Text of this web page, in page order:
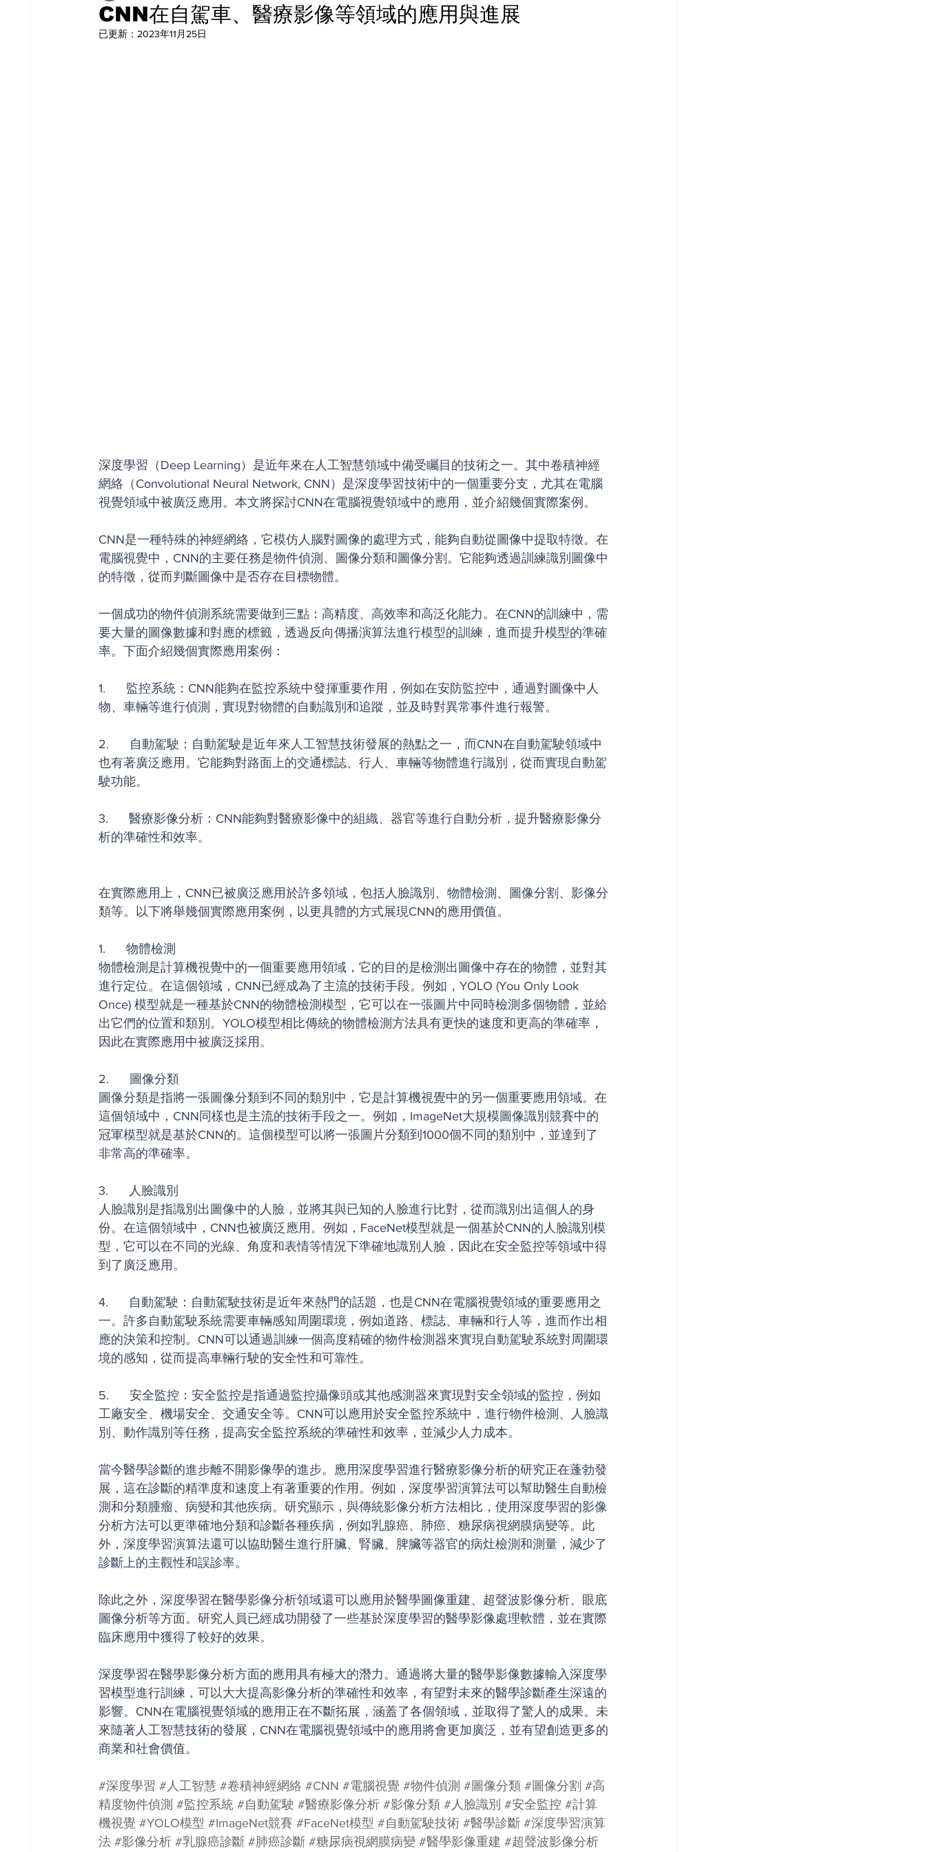
CNN在自駕車、醫療影像等領域的應用與進展
已更新： 2023年11月25日
深度學習（Deep Learning）是近年來在人工智慧領域中備受矚目的技術之一。其中卷積神經
網絡（Convolutional Neural Network, CNN）是深度學習技術中的一個重要分支，尤其在電腦
視覺領域中被廣泛應用。本文將探討CNN在電腦視覺領域中的應用，並介紹幾個實際案例。
CNN是一種特殊的神經網絡，它模仿人腦對圖像的處理方式，能夠自動從圖像中提取特徵。在
電腦視覺中，CNN的主要任務是物件偵測、圖像分類和圖像分割。它能夠透過訓練識別圖像中
的特徵，從而判斷圖像中是否存在目標物體。
一個成功的物件偵測系統需要做到三點：高精度、高效率和高泛化能力。在CNN的訓練中，需
要大量的圖像數據和對應的標籤，透過反向傳播演算法進行模型的訓練，進而提升模型的準確
率。下面介紹幾個實際應用案例：
1.      監控系統：CNN能夠在監控系統中發揮重要作用，例如在安防監控中，通過對圖像中人
物、車輛等進行偵測，實現對物體的自動識別和追蹤，並及時對異常事件進行報警。
2.      自動駕駛：自動駕駛是近年來人工智慧技術發展的熱點之一，而CNN在自動駕駛領域中
也有著廣泛應用。它能夠對路面上的交通標誌、行人、車輛等物體進行識別，從而實現自動駕
駛功能。
3.      醫療影像分析：CNN能夠對醫療影像中的組織、器官等進行自動分析，提升醫療影像分
析的準確性和效率。
在實際應用上，CNN已被廣泛應用於許多領域，包括人臉識別、物體檢測、圖像分割、影像分
類等。以下將舉幾個實際應用案例，以更具體的方式展現CNN的應用價值。
1.      物體檢測
物體檢測是計算機視覺中的一個重要應用領域，它的目的是檢測出圖像中存在的物體，並對其
進行定位。在這個領域，CNN已經成為了主流的技術手段。例如，YOLO (You Only Look
Once) 模型就是一種基於CNN的物體檢測模型，它可以在一張圖片中同時檢測多個物體，並給
出它們的位置和類別。YOLO模型相比傳統的物體檢測方法具有更快的速度和更高的準確率，
因此在實際應用中被廣泛採用。
2.      圖像分類
圖像分類是指將一張圖像分類到不同的類別中，它是計算機視覺中的另一個重要應用領域。在
這個領域中，CNN同樣也是主流的技術手段之一。例如，ImageNet大規模圖像識別競賽中的
冠軍模型就是基於CNN的。這個模型可以將一張圖片分類到1000個不同的類別中，並達到了
非常高的準確率。
3.      人臉識別
人臉識別是指識別出圖像中的人臉，並將其與已知的人臉進行比對，從而識別出這個人的身
份。在這個領域中，CNN也被廣泛應用。例如，FaceNet模型就是一個基於CNN的人臉識別模
型，它可以在不同的光線、角度和表情等情況下準確地識別人臉，因此在安全監控等領域中得
到了廣泛應用。
4.      自動駕駛：自動駕駛技術是近年來熱門的話題，也是CNN在電腦視覺領域的重要應用之
一。許多自動駕駛系統需要車輛感知周圍環境，例如道路、標誌、車輛和行人等，進而作出相
應的決策和控制。CNN可以通過訓練一個高度精確的物件檢測器來實現自動駕駛系統對周圍環
境的感知，從而提高車輛行駛的安全性和可靠性。
5.      安全監控：安全監控是指通過監控攝像頭或其他感測器來實現對安全領域的監控，例如
工廠安全、機場安全、交通安全等。CNN可以應用於安全監控系統中，進行物件檢測、人臉識
別、動作識別等任務，提高安全監控系統的準確性和效率，並減少人力成本。
當今醫學診斷的進步離不開影像學的進步。應用深度學習進行醫療影像分析的研究正在蓬勃發
展，這在診斷的精準度和速度上有著重要的作用。例如，深度學習演算法可以幫助醫生自動檢
測和分類腫瘤、病變和其他疾病。研究顯示，與傳統影像分析方法相比，使用深度學習的影像
分析方法可以更準確地分類和診斷各種疾病，例如乳腺癌、肺癌、糖尿病視網膜病變等。此
外，深度學習演算法還可以協助醫生進行肝臟、腎臟、脾臟等器官的病灶檢測和測量，減少了
診斷上的主觀性和誤診率。
除此之外，深度學習在醫學影像分析領域還可以應用於醫學圖像重建、超聲波影像分析、眼底
圖像分析等方面。研究人員已經成功開發了一些基於深度學習的醫學影像處理軟體，並在實際
臨床應用中獲得了較好的效果。
深度學習在醫學影像分析方面的應用具有極大的潛力。通過將大量的醫學影像數據輸入深度學
習模型進行訓練，可以大大提高影像分析的準確性和效率，有望對未來的醫學診斷產生深遠的
影響。CNN在電腦視覺領域的應用正在不斷拓展，涵蓋了各個領域，並取得了驚人的成果。未
來隨著人工智慧技術的發展，CNN在電腦視覺領域中的應用將會更加廣泛，並有望創造更多的
商業和社會價值。
#深度學習 #人工智慧 #卷積神經網絡 #CNN #電腦視覺 #物件偵測 #圖像分類 #圖像分割 #高
精度物件偵測 #監控系統 #自動駕駛 #醫療影像分析 #影像分類 #人臉識別 #安全監控 #計算
機視覺 #YOLO模型 #ImageNet競賽 #FaceNet模型 #自動駕駛技術 #醫學診斷 #深度學習演算
法 #影像分析 #乳腺癌診斷 #肺癌診斷 #糖尿病視網膜病變 #醫學影像重建 #超聲波影像分析